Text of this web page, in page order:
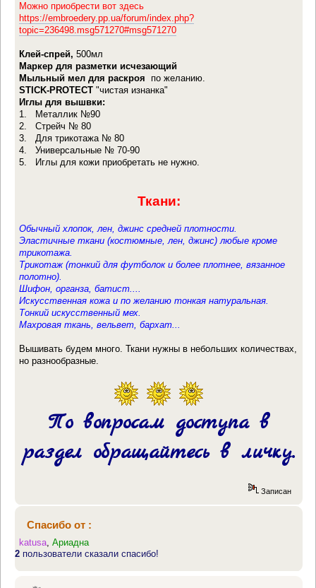
Можно приобрести вот здесь
https://embroedery.pp.ua/forum/index.php?
topic=236498.msg571270#msg571270
Клей-спрей, 500мл
Маркер для разметки исчезающий
Мыльный мел для раскроя по желанию.
STICK-PROTECT "чистая изнанка"
Иглы для вышвки:
1. Металлик №90
2. Стрейч № 80
3. Для трикотажа № 80
4. Универсальные № 70-90
5. Иглы для кожи приобретать не нужно.
Ткани:
Обычный хлопок, лен, джинс средней плотности.
Эластичные ткани (костюмные, лен, джинс) любые кроме
трикотажа.
Трикотаж (тонкий для футболок и более плотнее, вязанное
полотно).
Шифон, органза, батист....
Искусственная кожа и по желанию тонкая натуральная.
Тонкий искусственный мех.
Махровая ткань, вельвет, бархат...
Вышивать будем много. Ткани нужны в небольших количествах,
но разнообразные.
По вопросам доступа в
раздел обращайтесь в личку.
Записан
Спасибо от :
katusa ,Ариадна
2 пользователи сказали спасибо!